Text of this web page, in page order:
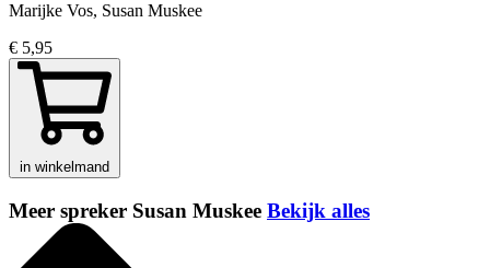
Marijke Vos, Susan Muskee
€ 5,95
in winkelmand
Meer spreker Susan Muskee Bekijk alles